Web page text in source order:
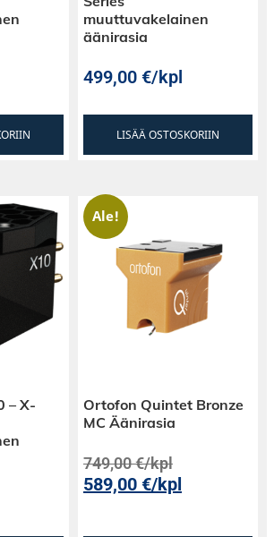
muuttuvakelainen
äänirasia
499,00€/kpl
LISÄÄ OSTOSKORIIN
– X-
Ale!
Ortofon Quintet Bronze
MC Äänirasia
749,00€/kpl
589,00€/kpl